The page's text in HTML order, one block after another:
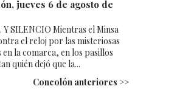
jueves 6 de agosto de
SILENCIO Mientras el Minsa
el reloj por las misteriosas
la comarca, en los pasillos
quién dejó que la...
Concolón anteriores >>